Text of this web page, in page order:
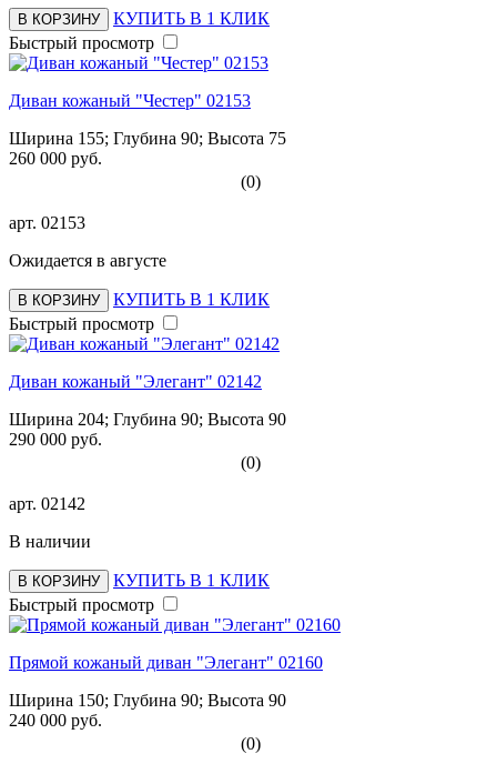
В КОРЗИНУ
КУПИТЬ В 1 КЛИК
Быстрый просмотр
Диван кожаный "Честер" 02153
Ширина 155; Глубина 90; Высота 75
260 000 руб.
(0)
арт. 02153
Ожидается в августе
В КОРЗИНУ
КУПИТЬ В 1 КЛИК
Быстрый просмотр
Диван кожаный "Элегант" 02142
Ширина 204; Глубина 90; Высота 90
290 000 руб.
(0)
арт. 02142
В наличии
В КОРЗИНУ
КУПИТЬ В 1 КЛИК
Быстрый просмотр
Прямой кожаный диван "Элегант" 02160
Ширина 150; Глубина 90; Высота 90
240 000 руб.
(0)